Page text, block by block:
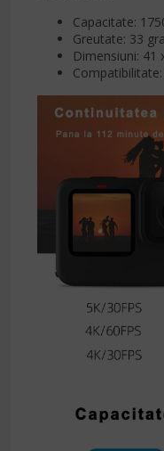
Capacitate:
Greutate: 33
Dimensiuni: 41